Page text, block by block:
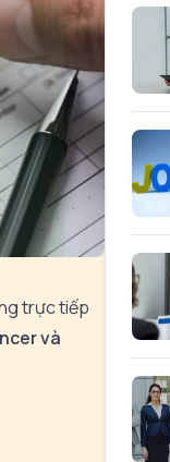
trực tiếp
và